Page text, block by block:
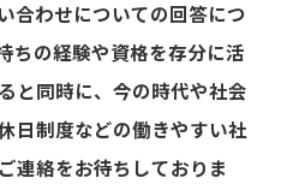
合わせについての回答につ
ちの経験や資格を存分に活
と同時に、今の時代や社会
日制度などの働きやすい社
連絡をお待ちしておりま